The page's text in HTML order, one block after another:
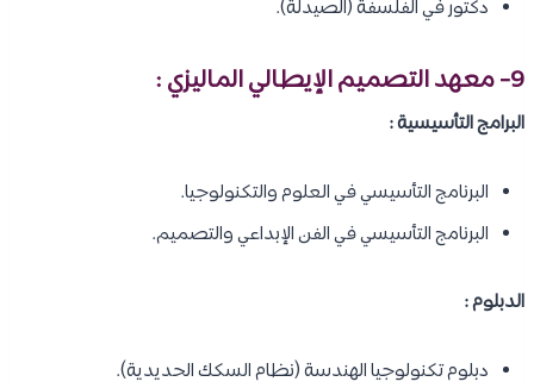
دكتور في الفلسفة (الصيدلة).
9- معهد التصميم الإيطالي الماليزي :
البرامج التأسيسية :
البرنامج التأسيسي في العلوم والتكنولوجيا.
البرنامج التأسيسي في الفن الإبداعي والتصميم.
الدبلوم :
دبلوم تكنولوجيا الهندسة (نظام السكك الحديدية).